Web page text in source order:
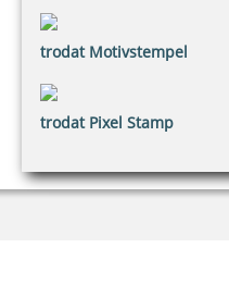
trodat Motivstempel
trodat Pixel Stamp